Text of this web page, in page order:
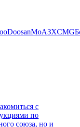
DoosanМоАЗXCMG
с
по
союза, но и